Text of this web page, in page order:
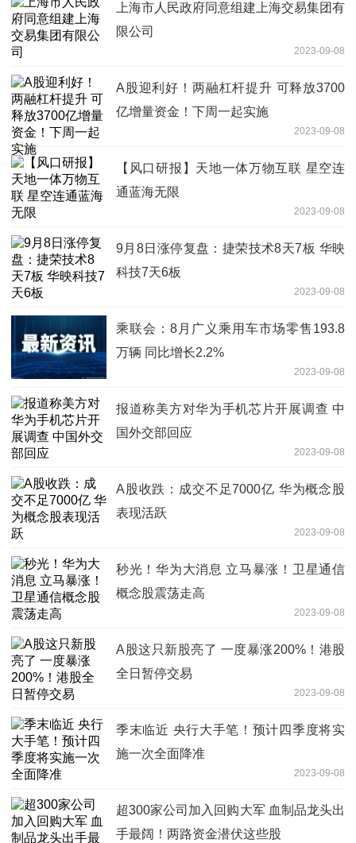
上海市人民政府同意组建上海交易集团有
限公司
2023-09-08
A股迎利好！两融杠杆提升 可释放3700
亿增量资金！下周一起实施
2023-09-08
【风口研报】天地一体万物互联 星空连
通蓝海无限
2023-09-08
9月8日涨停复盘：捷荣技术8天7板 华映
科技7天6板
2023-09-08
乘联会：8月广义乘用车市场零售193.8
万辆 同比增长2.2%
2023-09-08
报道称美方对华为手机芯片开展调查 中
国外交部回应
2023-09-08
A股收跌：成交不足7000亿 华为概念股
表现活跃
2023-09-08
秒光！华为大消息 立马暴涨！卫星通信
概念股震荡走高
2023-09-08
A股这只新股亮了 一度暴涨200%！港股
全日暂停交易
2023-09-08
季末临近 央行大手笔！预计四季度将实
施一次全面降准
2023-09-08
超300家公司加入回购大军 血制品龙头出
手最阔！两路资金潜伏这些股